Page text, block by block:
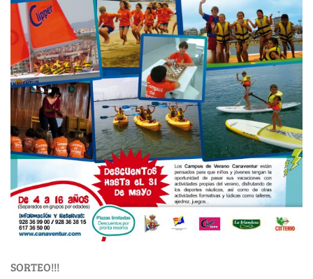
SORTEO!!!